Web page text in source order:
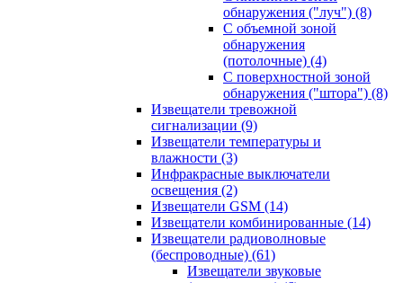
обнаружения ("луч") (8)
С объемной зоной
обнаружения
(потолочные) (4)
С поверхностной зоной
обнаружения ("штора") (8)
Извещатели тревожной
сигнализации (9)
Извещатели температуры и
влажности (3)
Инфракрасные выключатели
освещения (2)
Извещатели GSM (14)
Извещатели комбинированные (14)
Извещатели радиоволновые
(беспроводные) (61)
Извещатели звуковые